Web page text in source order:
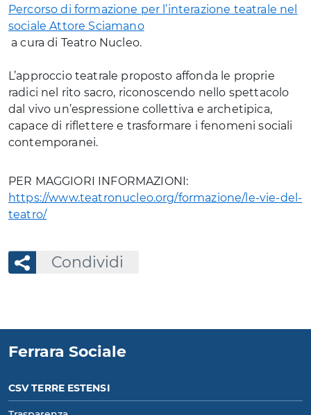
Percorso di formazione per l’interazione teatrale nel
sociale Attore Sciamano
a cura di Teatro Nucleo.
L’approccio teatrale proposto affonda le proprie
radici nel rito sacro, riconoscendo nello spettacolo
dal vivo un’espressione collettiva e archetipica,
capace di riflettere e trasformare i fenomeni sociali
contemporanei.
PER MAGGIORI INFORMAZIONI:
https://www.teatronucleo.org/formazione/le-vie-del-
teatro/
Condividi
Ferrara Sociale
CSV TERRE ESTENSI